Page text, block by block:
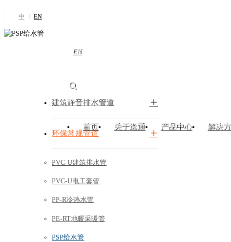
EN
首页 关于逸通 产品中心 解决
中 EN
建筑静音排水管道
环保常规管道
PVC-U建筑排水管
PVC-U电工套管
PP-R冷热水管
PE-RT地暖采暖管
PSP给水管